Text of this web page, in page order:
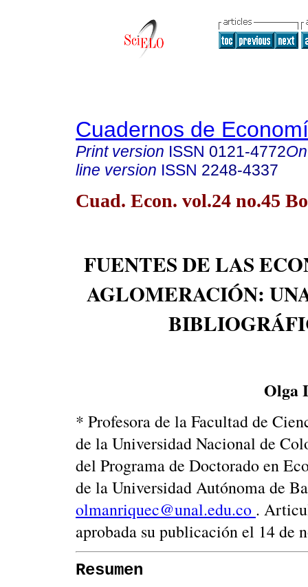
Cuadernos de
Print version ISSN 0121-4772
line version ISSN 2248-4337
Cuad. Econ. vol.24 no.45
FUENTES DE LAS
AGLOMERACIÓN:
Olga
* Profesora de la Facultad de
de la Universidad Nacional de
del Programa de Doctorado en
de la Universidad Autónoma de
olmanriquec@unal.edu.co .
aprobada su publicación el 14 de
Resumen